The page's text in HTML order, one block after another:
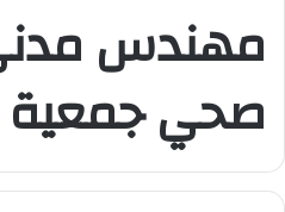
مهندس
صحي جمعية